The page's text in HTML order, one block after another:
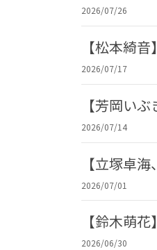
2026/07/26
【松本綺
2026/07/17
【芳岡い
2026/07/14
【立塚卓
2026/07/01
【鈴木萌
2026/06/30